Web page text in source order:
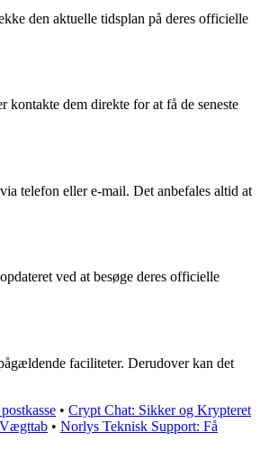
den aktuelle tidsplan på deres officielle
kontakte dem direkte for at få de seneste
telefon eller e-mail. Det anbefales altid at
ved at besøge deres officielle
faciliteter. Derudover kan det
• Crypt Chat: Sikker og Krypteret
• Norlys Teknisk Support: Få